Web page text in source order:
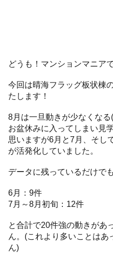
どうも！マンションマニア
今回は晴海フラッグ板状棟
たします！
8月は一旦動きが少なくな
お盆休みに入ってしまい見
思いますが6月と7月、そし
が活発化していました。
データに残っているだけでも
6月：9件
7月～8月初旬：12件
と合計で20件強の動きがあ
ん。(これより多いことは
ん)